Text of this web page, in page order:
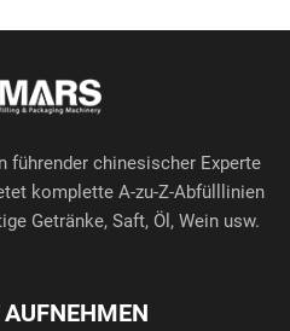
führender chinesischer Experte
komplette A-zu-Z-Abfülllinien
Getränke, Saft, Öl, Wein usw.